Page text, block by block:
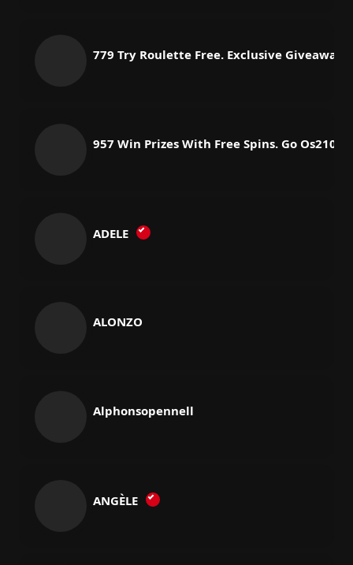
779 Try Roulette Free. Exclusive Giveaway
957 Win Prizes With Free Spins. Go
ADELE
ALONZO
Alphonsopennell
ANGÈLE